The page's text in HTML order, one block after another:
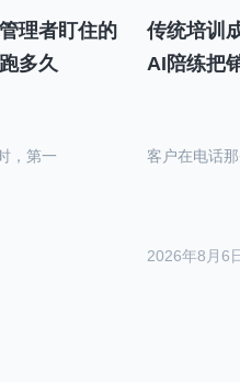
理者盯住的
多久
，第一
传统培训
AI陪练把
2026年8月6
客户在电话